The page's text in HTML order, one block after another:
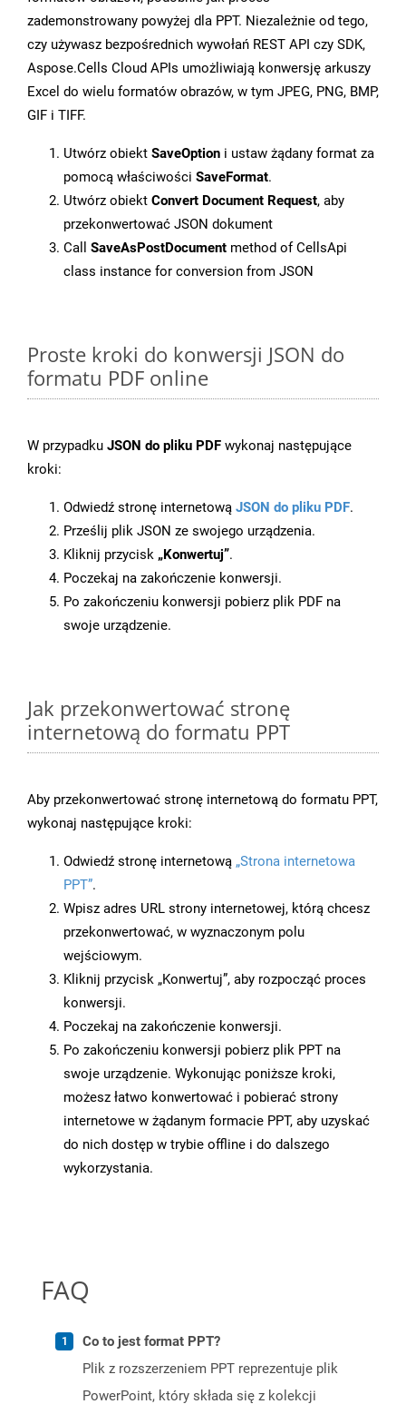
zademonstrowany powyżej dla PPT. Niezależnie od tego,
czy używasz bezpośrednich wywołań REST API czy SDK,
Aspose.Cells Cloud APIs umożliwiają konwersję arkuszy
Excel do wielu formatów obrazów, w tym JPEG, PNG, BMP,
GIF i TIFF.
Utwórz obiekt SaveOption i ustaw żądany format za
pomocą właściwości SaveFormat.
Utwórz obiekt Convert Document Request, aby
przekonwertować JSON dokument
Call SaveAsPostDocument method of CellsApi
class instance for conversion from JSON
Proste kroki do konwersji JSON do
formatu PDF online
W przypadku JSON do pliku PDF wykonaj następujące
kroki:
Odwiedź stronę internetową JSON do pliku PDF.
Prześlij plik JSON ze swojego urządzenia.
Kliknij przycisk „Konwertuj”.
Poczekaj na zakończenie konwersji.
Po zakończeniu konwersji pobierz plik PDF na
swoje urządzenie.
Jak przekonwertować stronę
internetową do formatu PPT
Aby przekonwertować stronę internetową do formatu PPT,
wykonaj następujące kroki:
Odwiedź stronę internetową „Strona internetowa
PPT”.
Wpisz adres URL strony internetowej, którą chcesz
przekonwertować, w wyznaczonym polu
wejściowym.
Kliknij przycisk „Konwertuj”, aby rozpocząć proces
konwersji.
Poczekaj na zakończenie konwersji.
Po zakończeniu konwersji pobierz plik PPT na
swoje urządzenie. Wykonując poniższe kroki,
możesz łatwo konwertować i pobierać strony
internetowe w żądanym formacie PPT, aby uzyskać
do nich dostęp w trybie offline i do dalszego
wykorzystania.
FAQ
Co to jest format PPT?
Plik z rozszerzeniem PPT reprezentuje plik
PowerPoint, który składa się z kolekcji